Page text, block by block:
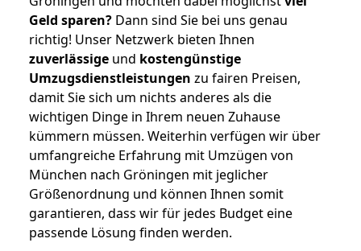
Geld sparen? Dann sind Sie bei uns genau
richtig! Unser Netzwerk bieten Ihnen
zuverlässige und kostengünstige
Umzugsdienstleistungen zu fairen Preisen,
damit Sie sich um nichts anderes als die
wichtigen Dinge in Ihrem neuen Zuhause
kümmern müssen. Weiterhin verfügen wir über
umfangreiche Erfahrung mit Umzügen von
München nach Gröningen mit jeglicher
Größenordnung und können Ihnen somit
garantieren, dass wir für jedes Budget eine
passende Lösung finden werden.